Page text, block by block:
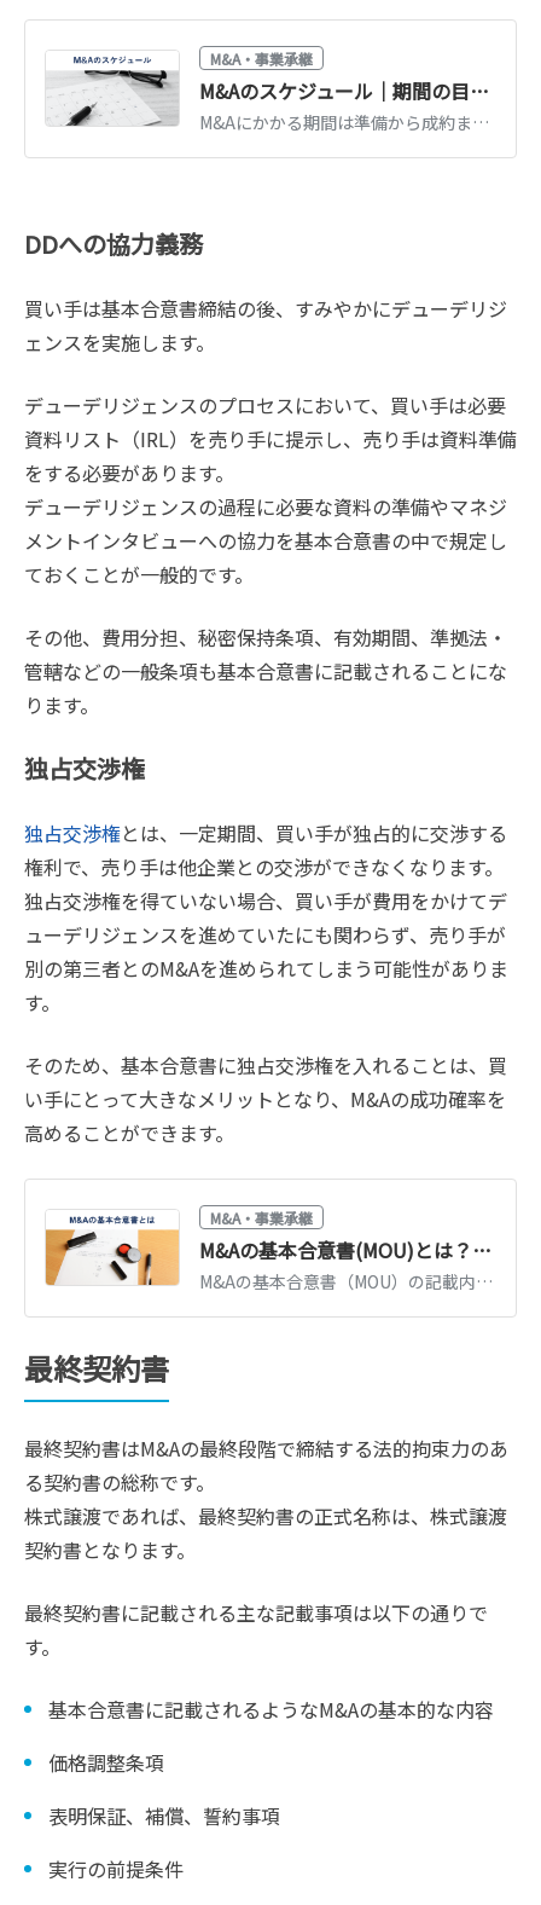
M&A・事業承継
M&Aのスケジュール｜期間の目安と手続きの流れを段階別に解説
M&Aにかかる期間は準備から成約まで6カ月〜1年が目安です。検討・マッチング・交渉・DD・契約の段階別スケジュールと、期間を短縮するポイントを解説します。
DDへの協力義務
買い手は基本合意書締結の後、すみやかにデューデリジ
ェンスを実施します。
デューデリジェンスのプロセスにおいて、買い手は必要
資料リスト（IRL）を売り手に提示し、売り手は資料準備
をする必要があります。
デューデリジェンスの過程に必要な資料の準備やマネジ
メントインタビューへの協力を基本合意書の中で規定し
ておくことが一般的です。
その他、費用分担、秘密保持条項、有効期間、準拠法・
管轄などの一般条項も基本合意書に記載されることにな
ります。
独占交渉権
独占交渉権とは、一定期間、買い手が独占的に交渉する
権利で、売り手は他企業との交渉ができなくなります。
独占交渉権を得ていない場合、買い手が費用をかけてデ
ューデリジェンスを進めていたにも関わらず、売り手が
別の第三者とのM&Aを進められてしまう可能性がありま
す。
そのため、基本合意書に独占交渉権を入れることは、買
い手にとって大きなメリットとなり、M&Aの成功確率を
高めることができます。
M&A・事業承継
M&Aの基本合意書(MOU)とは？記載内容・雛形・法的拘束力を解説
M&Aの基本合意書（MOU）の記載内容と法的拘束力をわかりやすく解説。作成のタイミング、独占交渉権・秘密保持などの主要条項、ひな形も紹介します。
最終契約書
最終契約書はM&Aの最終段階で締結する法的拘束力のあ
る契約書の総称です。
株式譲渡であれば、最終契約書の正式名称は、株式譲渡
契約書となります。
最終契約書に記載される主な記載事項は以下の通りで
す。
基本合意書に記載されるようなM&Aの基本的な内容
価格調整条項
表明保証、補償、誓約事項
実行の前提条件